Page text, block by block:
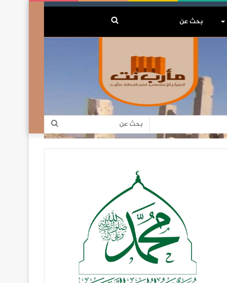
بحث
بحث
عن